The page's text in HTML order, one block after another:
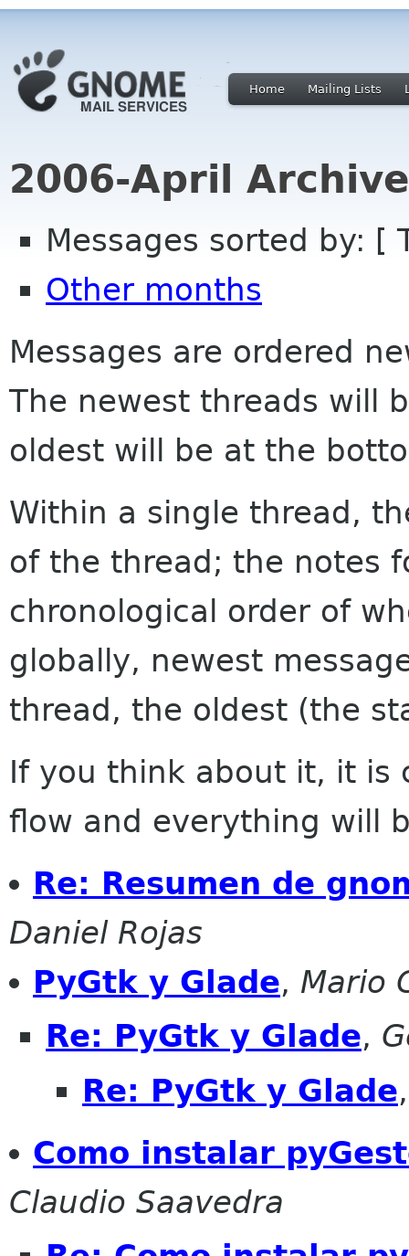
Home Mailing Lists
2006-April
Messages sorted by: [
Other months
Messages are ordered
The newest threads will
oldest will be at the
Within a single thread,
of the thread; the notes
chronological order of
globally, newest
thread, the oldest (the
If you think about it, it is
flow and everything will
Re: Resumen de
Daniel Rojas
PyGtk y Glade, Mario
Re: PyGtk y Glade,
Re: PyGtk y Glade
Como instalar
Claudio Saavedra